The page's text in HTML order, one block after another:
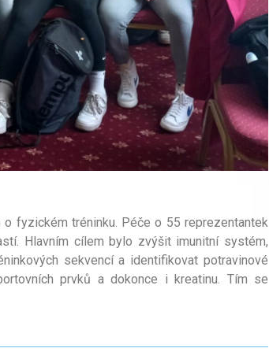
fyzickém tréninku. Péče o 55 reprezentantek
Hlavním cílem bylo zvýšit imunitní systém,
sekvencí a identifikovat potravinové
prvků a dokonce i kreatinu. Tím se